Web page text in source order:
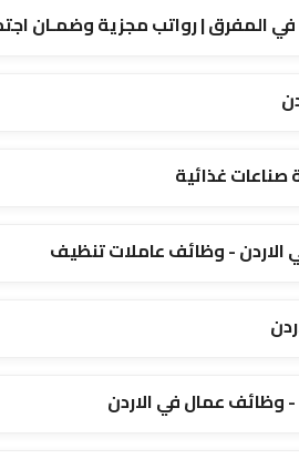
| رواتب مجزية وضمـان اجتماعي |
غذائية
- وظائف عاملات تنظيف
وظائف عمال في الاردن